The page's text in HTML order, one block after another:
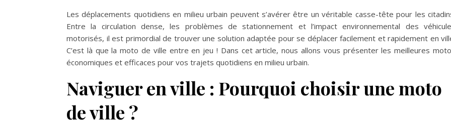
Les déplacements quotidiens en milieu urbain peuvent s’avérer être un véritable casse-tête pour les
Entre la circulation dense, les problèmes de stationnement et l’impact environnemental des
motorisés, il est primordial de trouver une solution adaptée pour se déplacer facilement et rapidement en
C’est là que la moto de ville entre en jeu ! Dans cet article, nous allons vous présenter les meilleures
économiques et efficaces pour vos trajets quotidiens en milieu urbain.
Naviguer en ville : Pourquoi choisir une moto
de ville ?